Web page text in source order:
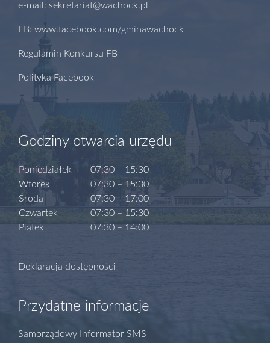
e-mail: sekretariat@wachock.pl
FB: www.facebook.com/gminawachock
Regulamin Konkursu FB
Polityka Facebook
Godziny otwarcia urzędu
Poniedziałek
Wtorek
Środa
Czwartek
Piątek
07:30 – 15:30
07:30 – 15:30
07:30 – 17:00
07:30 – 15:30
07:30 – 14:00
Deklaracja dostępności
Przydatne informacje
Samorządowy Informator SMS